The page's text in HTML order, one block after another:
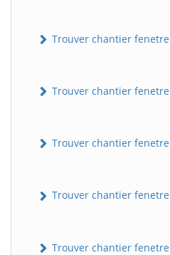
Trouver chantier fenetre
Trouver chantier
Trouver chantier
Trouver chantier
Trouver chantier